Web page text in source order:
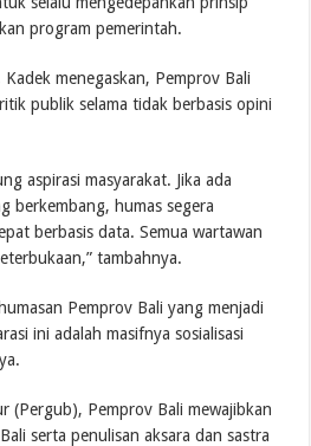
program pemerintah.
menegaskan, Pemprov Bali
publik selama tidak berbasis opini
aspirasi masyarakat. Jika ada
berkembang, humas segera
berbasis data. Semua wartawan
tambahnya.
Pemprov Bali yang menjadi
ini adalah masifnya sosialisasi
(Pergub), Pemprov Bali mewajibkan
serta penulisan aksara dan sastra